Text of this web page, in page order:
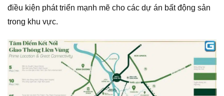
điều kiện phát triển mạnh mẽ cho các dự án bất động sản
trong khu vực.